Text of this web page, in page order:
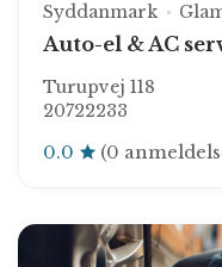
Syddanmark
Auto-el & AC
Turupvej 118
20722233
0.0 (0